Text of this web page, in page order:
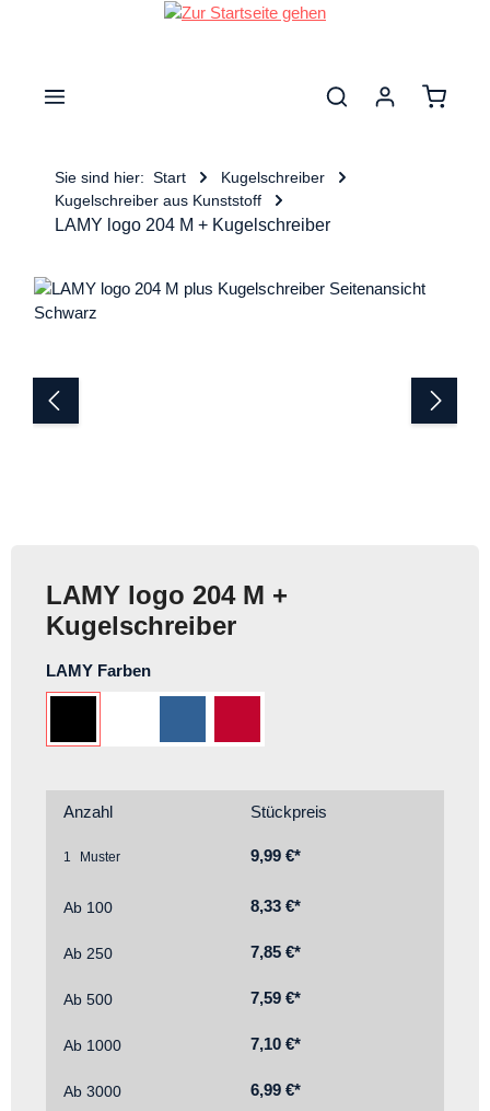
Sie sind hier: Start
Kugelschreiber
Kugelschreiber aus Kunststoff
LAMY logo 204 M + Kugelschreiber
Bildergalerie überspringen
LAMY logo 204 M +
Kugelschreiber
LAMY Farbenauswählen
Anzahl Stückpreis
1 9,99 €*
Ab 100 8,33 €*
Ab 250 7,85 €*
Ab 500 7,59 €*
Ab 1000 7,10 €*
Ab 3000 6,99 €*